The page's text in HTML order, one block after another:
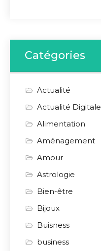
Catégories
Actualité
Actualité Digitale
Alimentation
Aménagement
Amour
Astrologie
Bien-être
Bijoux
Buisness
business